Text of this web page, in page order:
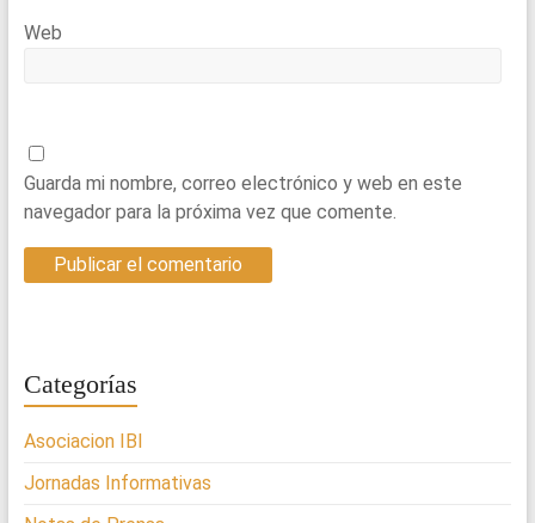
Web
Guarda mi nombre, correo electrónico y web en este
navegador para la próxima vez que comente.
Categorías
Asociacion IBI
Jornadas Informativas